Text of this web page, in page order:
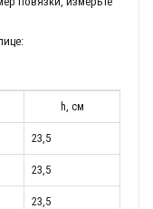
h, см
23,5
23,5
23,5